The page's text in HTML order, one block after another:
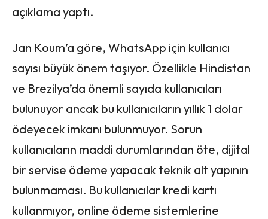
açıklama yaptı.
Jan Koum’a göre, WhatsApp için kullanıcı
sayısı büyük önem taşıyor. Özellikle Hindistan
ve Brezilya’da önemli sayıda kullanıcıları
bulunuyor ancak bu kullanıcıların yıllık 1 dolar
ödeyecek imkanı bulunmuyor. Sorun
kullanıcıların maddi durumlarından öte, dijital
bir servise ödeme yapacak teknik alt yapının
bulunmaması. Bu kullanıcılar kredi kartı
kullanmıyor, online ödeme sistemlerine